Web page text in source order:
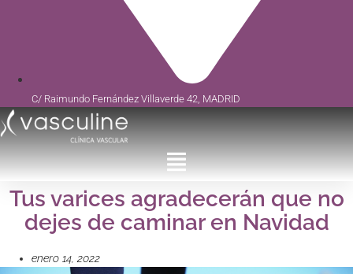
C/ Raimundo Fernández Villaverde 42, MADRID
Tus varices agradecerán que no
dejes de caminar en Navidad
enero 14, 2022